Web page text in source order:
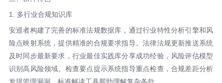
1. 多行业合规知识库
安巡者构建了完善的标准法规数据库，通过行业特性分析引擎和风
险点映射系统，提供精准的合规要求指导。法律法规更新推送系统
及时同步最新要求，行业最佳实践库分享成功经验，风险评估模型
识别高风险领域。检查要点提示系统指导重点检查，合规差距分析